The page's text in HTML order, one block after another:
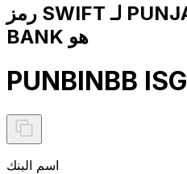
رمز SWIFT لـ PUNJAB NATIONAL
BANK هو
PUNBINBB ISG
اسم البنك